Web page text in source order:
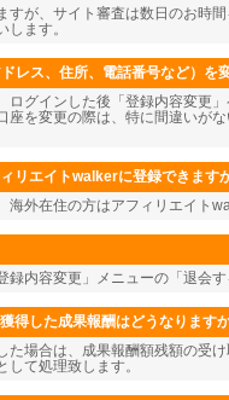
すが、サイト審査は数日のお時
ます。
レス、住所、電話番号など）を
ログインした後「登録内容変更
座を変更の際は、特に間違いが
リエイトwalkerに登録できます
海外在住の方はアフィリエイト
録内容変更」メニューの「退会
得した成果報酬はどうなります
た場合は、成果報酬額残額の受
て処理致します。